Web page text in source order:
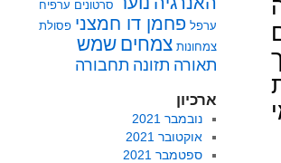
סרטונים ערפיח
ערפל פחמן דו חמצני פסולת
צמחונות צמחים שמש
תאורה תזונה תחבורה
ארכיון
נובמבר 2021
אוקטובר 2021
ספטמבר 2021